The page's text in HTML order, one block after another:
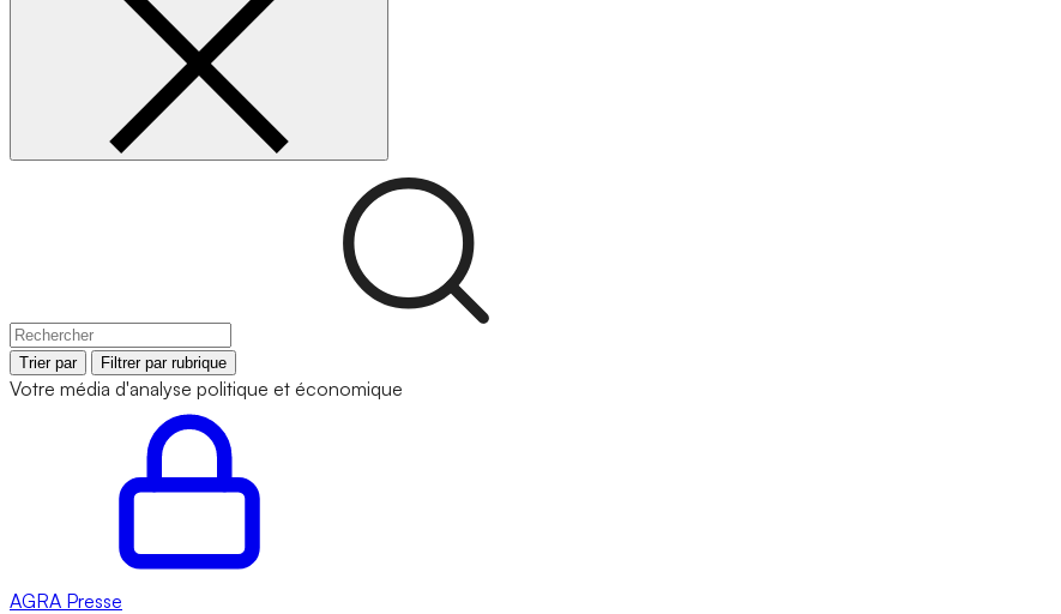
Trier par Filtrer par rubrique
Votre média d'analyse politique et économique
AGRA Presse